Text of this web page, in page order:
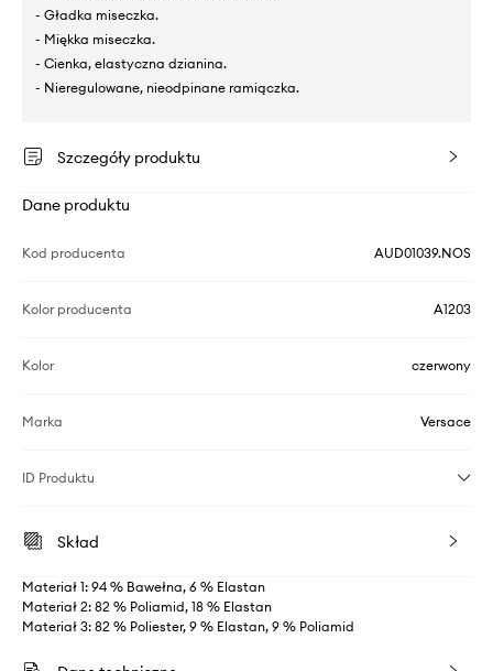
- Gładka miseczka.
- Miękka miseczka.
- Cienka, elastyczna dzianina.
- Nieregulowane, nieodpinane ramiączka.
Szczegóły produktu
Dane produktu
Kod producenta AUD01039.NOS
Kolor producenta A1203
Kolor czerwony
Marka Versace
ID Produktu
Skład
Materiał 1: 94 % Bawełna, 6 % Elastan
Materiał 2: 82 % Poliamid, 18 % Elastan
Materiał 3: 82 % Poliester, 9 % Elastan, 9 % Poliamid